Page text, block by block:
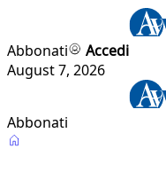
Abbonati
Accedi
August 7, 2026
Abbonati